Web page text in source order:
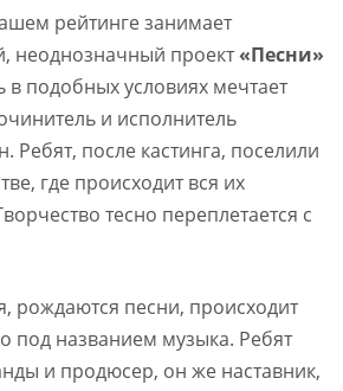
рейтинге занимает
неоднозначный проект«Песни»
в подобных условиях мечтает
и исполнитель
Ребят, после кастинга, поселили
где происходит вся их
тесно переплетается с
рождаются песни, происходит
под названием музыка. Ребят
и продюсер, он же наставник,